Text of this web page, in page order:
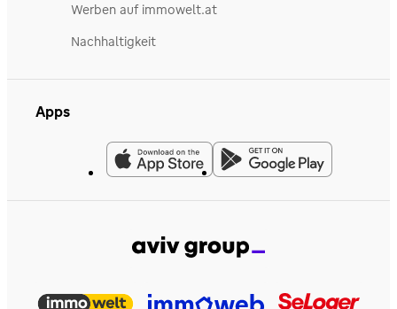
Werben auf immowelt.at
Nachhaltigkeit
Apps